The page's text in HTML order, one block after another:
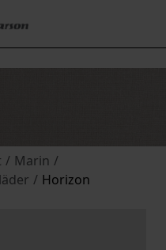
/ Marin /
/ Horizon